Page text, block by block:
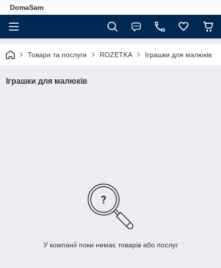
DomaSam
Товари та послуги ROZETKA Іграшки для малюків
Іграшки для малюків
У компанії поки немає товарів або послуг